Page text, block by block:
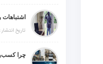
تاریخ انتشار: 9 دی 1404